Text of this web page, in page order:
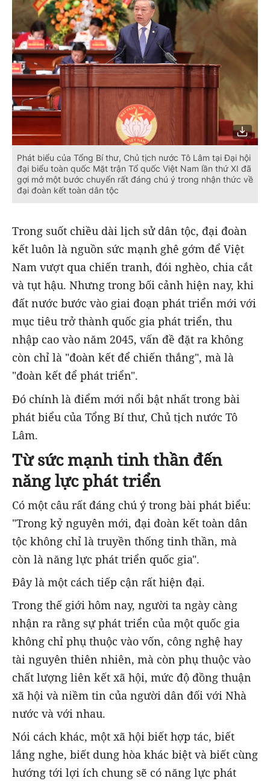
Phát biểu của Tổng Bí thư, Chủ tịch nước Tô Lâm tại Đại hội
đại biểu toàn quốc Mặt trận Tổ quốc Việt Nam lần thứ XI đã
gợi mở một bước chuyển rất đáng chú ý trong nhận thức về
đại đoàn kết toàn dân tộc
Trong suốt chiều dài lịch sử dân tộc, đại đoàn
kết luôn là nguồn sức mạnh ghê gớm để Việt
Nam vượt qua chiến tranh, đói nghèo, chia cắt
và tụt hậu. Nhưng trong bối cảnh hiện nay, khi
đất nước bước vào giai đoạn phát triển mới với
mục tiêu trở thành quốc gia phát triển, thu
nhập cao vào năm 2045, vấn đề đặt ra không
còn chỉ là "đoàn kết để chiến thắng", mà là
"đoàn kết để phát triển".
Đó chính là điểm mới nổi bật nhất trong bài
phát biểu của Tổng Bí thư, Chủ tịch nước Tô
Lâm.
Từ sức mạnh tinh thần đến
năng lực phát triển
Có một câu rất đáng chú ý trong bài phát biểu:
"Trong kỷ nguyên mới, đại đoàn kết toàn dân
tộc không chỉ là truyền thống tinh thần, mà
còn là năng lực phát triển quốc gia".
Đây là một cách tiếp cận rất hiện đại.
Trong thế giới hôm nay, người ta ngày càng
nhận ra rằng sự phát triển của một quốc gia
không chỉ phụ thuộc vào vốn, công nghệ hay
tài nguyên thiên nhiên, mà còn phụ thuộc vào
chất lượng liên kết xã hội, mức độ đồng thuận
xã hội và niềm tin của người dân đối với Nhà
nước và với nhau.
Nói cách khác, một xã hội biết hợp tác, biết
lắng nghe, biết dung hòa khác biệt và biết cùng
hướng tới lợi ích chung sẽ có năng lực phát